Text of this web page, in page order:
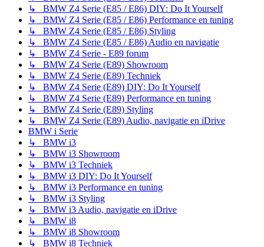
↳ BMW Z4 Serie (E85 / E86) DIY: Do It Yourself
↳ BMW Z4 Serie (E85 / E86) Performance en tuning
↳ BMW Z4 Serie (E85 / E86) Styling
↳ BMW Z4 Serie (E85 / E86) Audio en navigatie
↳ BMW Z4 Serie - E89 forum
↳ BMW Z4 Serie (E89) Showroom
↳ BMW Z4 Serie (E89) Techniek
↳ BMW Z4 Serie (E89) DIY: Do It Yourself
↳ BMW Z4 Serie (E89) Performance en tuning
↳ BMW Z4 Serie (E89) Styling
↳ BMW Z4 Serie (E89) Audio, navigatie en iDrive
BMW i Serie
↳ BMW i3
↳ BMW i3 Showroom
↳ BMW i3 Techniek
↳ BMW i3 DIY: Do It Yourself
↳ BMW i3 Performance en tuning
↳ BMW i3 Styling
↳ BMW i3 Audio, navigatie en iDrive
↳ BMW i8
↳ BMW i8 Showroom
↳ BMW i8 Techniek